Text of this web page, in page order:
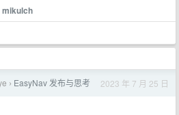
mikulch
› EasyNav 发布与思考 2023 年 7 月 25 日